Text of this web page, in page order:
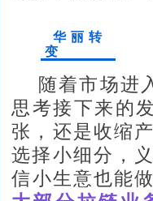
华丽转
变
随着市场进
思考接下来的
张，还是收缩
选择小细分，
信小生意也能